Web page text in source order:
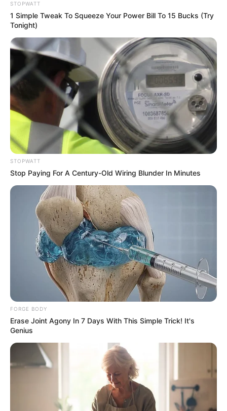
The Most Unexpected Wedding Dance Moments
BRAINBERRIES
BRAINBERRIES
Critics Were Impressed By The Way She Portrayed
Grace Kelly
BRAINBERRIES
STOPWATT
1 Simple Tweak To Squeeze Your Power Bill To 15 Bucks (Try
Tonight)
STOPWATT
Stop Paying For A Century-Old Wiring Blunder In Minutes
FORGE BODY
Erase Joint Agony In 7 Days With This Simple Trick! It's
Genius